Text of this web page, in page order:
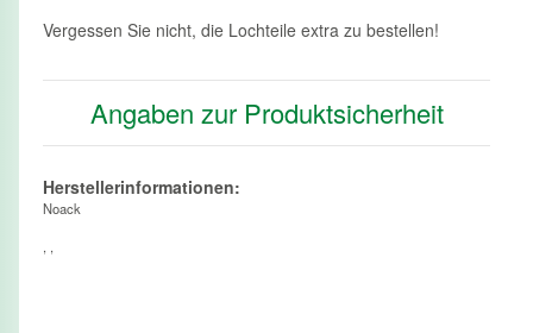
Vergessen Sie nicht, die Lochteile extra zu bestellen!
Angaben zur Produktsicherheit
Herstellerinformationen:
Noack
, ,